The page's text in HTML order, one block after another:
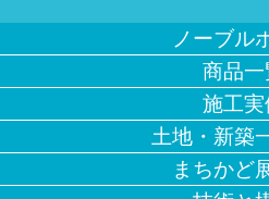
ノーブル
商品一
施工実
土地・新築
まちかど